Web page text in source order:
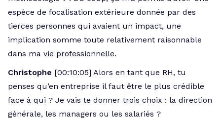
espèce de focalisation extérieure donnée par des
tierces personnes qui avaient un impact, une
implication somme toute relativement raisonnable
dans ma vie professionnelle.
Christophe [00:10:05] Alors en tant que RH, tu
penses qu’en entreprise il faut être le plus crédible
face à qui ? Je vais te donner trois choix : la direction
générale, les managers ou les salariés ?